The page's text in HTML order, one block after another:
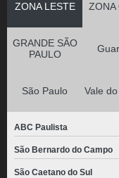
ZONA LESTE ZONA
GRANDE SÃO
PAULO
São Paulo Vale
ABC Paulista
São Bernardo do Campo
São Caetano do Sul